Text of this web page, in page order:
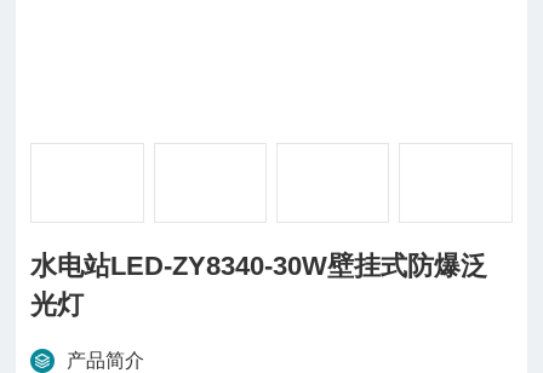
水电站LED-ZY8340-30W壁挂式防爆泛
光灯
产品简介